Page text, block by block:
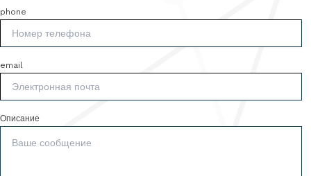
phone
email
Описание